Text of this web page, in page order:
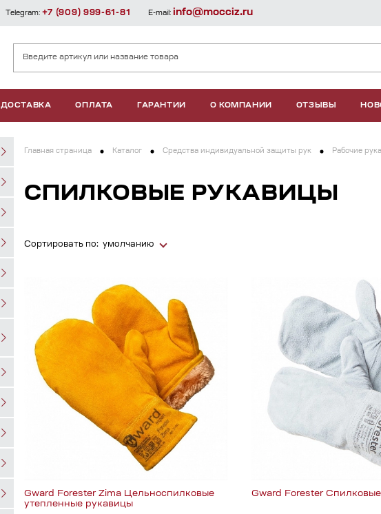
ДОСТАВКА ОПЛАТА ГАРАНТИИ О КОМПАНИИ ОТЗЫВЫ
Telegram: +7 (909) 999-61-81 E-mail: info@mocciz.ru
Главная страница Каталог Средства индивидуальной защиты рук Рабочие
СПИЛКОВЫЕ РУКАВИЦЫ
Сортировать по: умолчанию
Gward Forester Zima Цельноспилковые
утепленные рукавицы
Gward Forester